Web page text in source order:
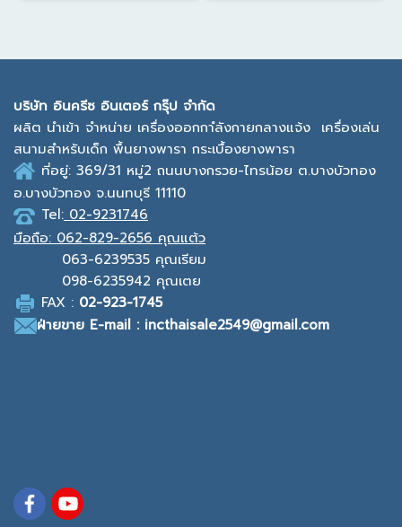
บริษัท อินครีซ อินเตอร์ กรุ๊ป จำกัด
ผลิต นำเข้า จำหน่าย เครื่องออกกาํลังกายกลางแจ้ง เครื่องเล่น
สนามสำหรับเด็ก พื้นยางพารา กระเบื้องยางพารา
ที่อยู่: 369/31 หมู่2 ถนนบางกรวย-ไทรน้อย ต.บางบัวทอง
อ.บางบัวทอง จ.นนทบุรี 11110
Tel: 02-9231746
มือถือ: 062-829-2656 คุณแต้ว
063-6239535 คุณเรียม
098-6235942 คุณเตย
FAX : 02-923-1745
ฝ่ายขาย E-mail : incthaisale2549@gmail.com